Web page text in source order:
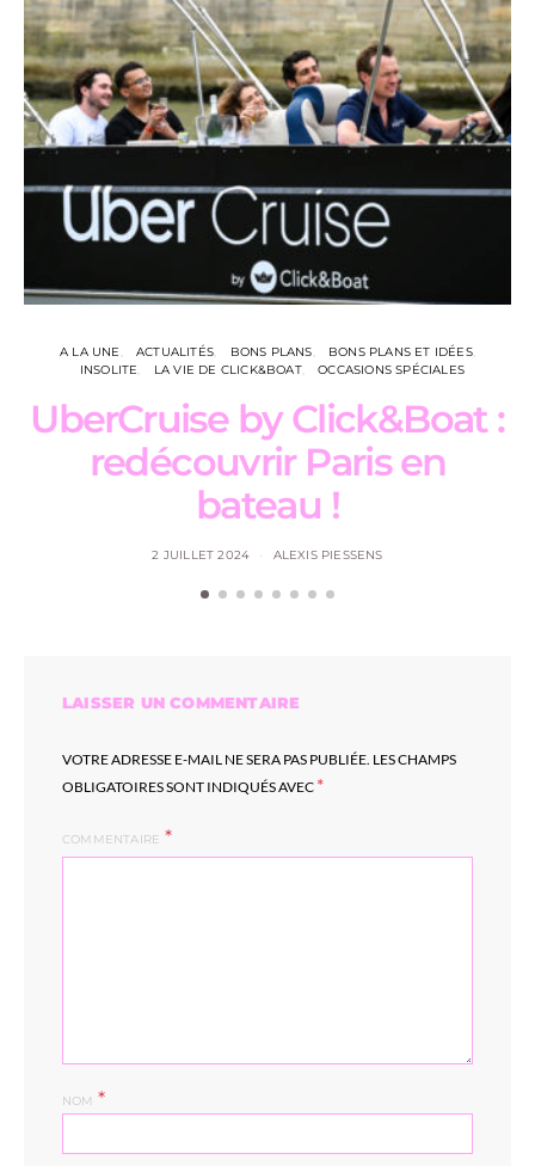
A LA UNE ACTUALITÉS BONS PLANS
BONS PLANS ET IDÉES
INSOLITE
LA VIE DE CLICK&BOAT OCCASIONS SPÉCIALES
UberCruise by Click&Boat :
redécouvrir Paris en
bateau !
2 JUILLET 2024 ALEXIS PIESSENS
LAISSER UN COMMENTAIRE
VOTRE ADRESSE E-MAIL NE SERA PAS PUBLIÉE. LES CHAMPS
OBLIGATOIRES SONT INDIQUÉS AVEC *
COMMENTAIRE
NOM *